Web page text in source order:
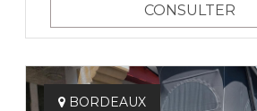
CONSULTER
BORDEAUX